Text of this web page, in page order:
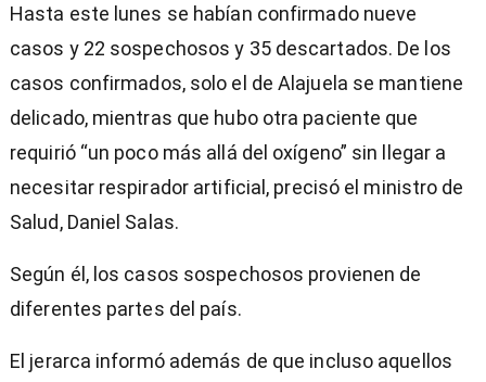
Hasta este lunes se habían confirmado nueve
casos y 22 sospechosos y 35 descartados. De los
casos confirmados, solo el de Alajuela se mantiene
delicado, mientras que hubo otra paciente que
requirió “un poco más allá del oxígeno” sin llegar a
necesitar respirador artificial, precisó el ministro de
Salud, Daniel Salas.
Según él, los casos sospechosos provienen de
diferentes partes del país.
El jerarca informó además de que incluso aquellos